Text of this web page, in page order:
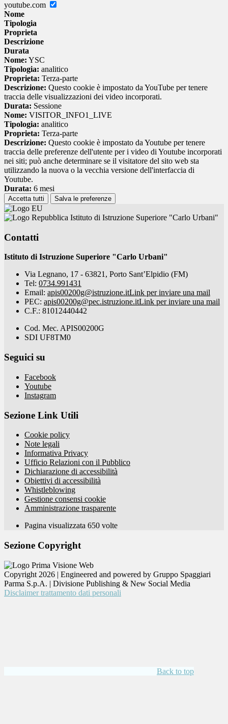
youtube.com
Nome
Tipologia
Proprieta
Descrizione
Durata
Nome: YSC
Tipologia: analitico
Proprieta: Terza-parte
Descrizione: Questo cookie è impostato da YouTube per tenere
traccia delle visualizzazioni dei video incorporati.
Durata: Sessione
Nome: VISITOR_INFO1_LIVE
Tipologia: analitico
Proprieta: Terza-parte
Descrizione: Questo cookie è impostato da Youtube per tenere
traccia delle preferenze dell'utente per i video di Youtube incorporati
nei siti; può anche determinare se il visitatore del sito web sta
utilizzando la nuova o la vecchia versione dell'interfaccia di
Youtube.
Durata: 6 mesi
Accetta tutti Salva le preferenze
Istituto di Istruzione Superiore "Carlo Urbani"
Contatti
Istituto di Istruzione Superiore "Carlo Urbani"
Via Legnano, 17 - 63821, Porto Sant’Elpidio (FM)
Tel: 0734.991431
Email: apis00200g@istruzione.itLink per inviare una mail
PEC: apis00200g@pec.istruzione.itLink per inviare una mail
C.F.: 81012440442
Cod. Mec. APIS00200G
SDI UF8TM0
Seguici su
Facebook
Youtube
Instagram
Sezione Link Utili
Cookie policy
Note legali
Informativa Privacy
Ufficio Relazioni con il Pubblico
Dichiarazione di accessibilità
Obiettivi di accessibilità
Whistleblowing
Gestione consensi cookie
Amministrazione trasparente
Pagina visualizzata 650 volte
Sezione Copyright
Copyright 2026 | Engineered and powered by Gruppo Spaggiari
Parma S.p.A. | Divisione Publishing & New Social Media
Disclaimer trattamento dati personali
Back to top